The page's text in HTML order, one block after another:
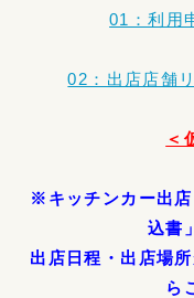
01：利用
02：出店店舗
＜
※キッチンカー出店
込書
出店日程・出店場
ら